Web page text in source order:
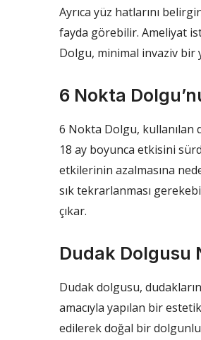
Ayrıca yüz hatlarını
fayda görebilir. Ameliyat
Dolgu, minimal invaziv bir
6 Nokta
6 Nokta Dolgu, kullanılan
18 ay boyunca etkisini
etkilerinin azalmasına
sık tekrarlanması
çıkar.
Dudak Dolgusu
Dudak dolgusu,
amacıyla yapılan bir
edilerek doğal bir